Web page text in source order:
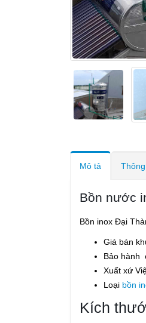
Mô tả
Bồn nước
Bồn inox Đại
Giá bán
Bảo hành
Xuất xứ
Loại bồn
Kích